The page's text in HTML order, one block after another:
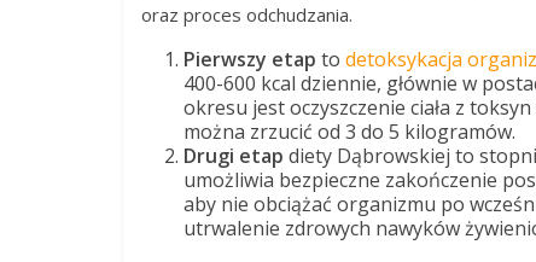
oraz proces odchudzania.
Pierwszy etap to detoksykacja
400-600 kcal dziennie, głównie w
okresu jest oczyszczenie ciała z
można zrzucić od 3 do 5 kilogramów.
Drugi etap diety Dąbrowskiej to
umożliwia bezpieczne zakończenie
aby nie obciążać organizmu po
utrwalenie zdrowych nawyków